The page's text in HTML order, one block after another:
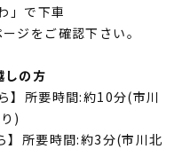
」で下車
ジをご確認下さい。
しの方
】所要時間:約10分(市川
)
】所要時間:約3分(市川北